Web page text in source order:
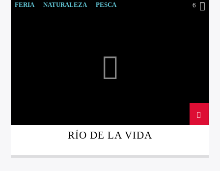
d2
FERIA NATURALEZA PESCA 6
RÍO DE LA VIDA